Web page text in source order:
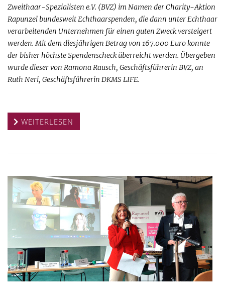
Zweithaar-Spezialisten e.V. (BVZ) im Namen der Charity-Aktion
Rapunzel bundesweit Echthaarspenden, die dann unter Echthaar
verarbeitenden Unternehmen für einen guten Zweck versteigert
werden. Mit dem diesjährigen Betrag von 167.000 Euro konnte
der bisher höchste Spendenscheck überreicht werden. Übergeben
wurde dieser von Ramona Rausch, Geschäftsführerin BVZ, an
Ruth Neri, Geschäftsführerin DKMS LIFE.
WEITERLESEN